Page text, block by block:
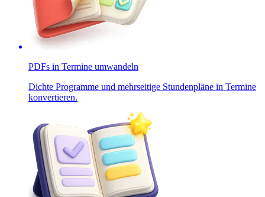
PDFs in Termine umwandeln
Dichte Programme und mehrseitige Stundenpläne in Termine
konvertieren.